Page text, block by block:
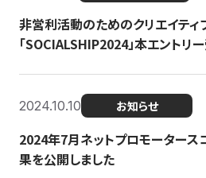
非営利活動のためのクリエイティ
「SOCIALSHIP2024」本エントリ
2024.10.10 お知らせ
2024年7月ネットプロモータース
果を公開しました